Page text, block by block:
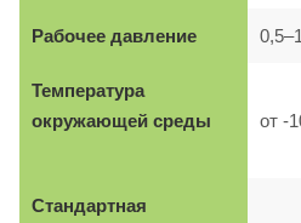
Рабочее давление
Температура
окружающей среды
от -
Стандартная